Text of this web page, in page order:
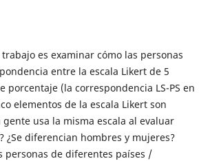
es examinar cómo las personas
entre la escala Likert de 5
porcentaje (la correspondencia LS-PS en
elementos de la escala Likert son
gente usa la misma escala al evaluar
¿Se diferencian hombres y mujeres?
personas de diferentes países /